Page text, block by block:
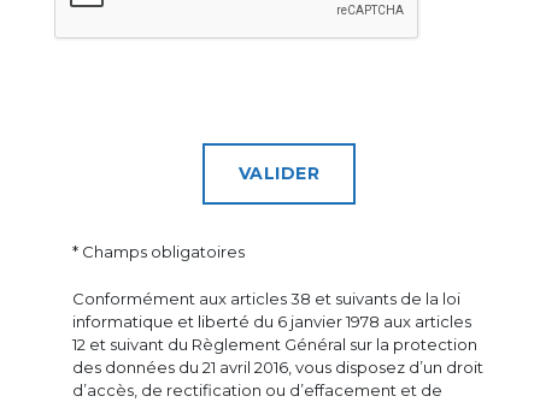
VALIDER
* Champs obligatoires
Conformément aux articles 38 et suivants de la loi
informatique et liberté du 6 janvier 1978 aux articles
12 et suivant du Règlement Général sur la protection
des données du 21 avril 2016, vous disposez d’un droit
d’accès, de rectification ou d’effacement et de